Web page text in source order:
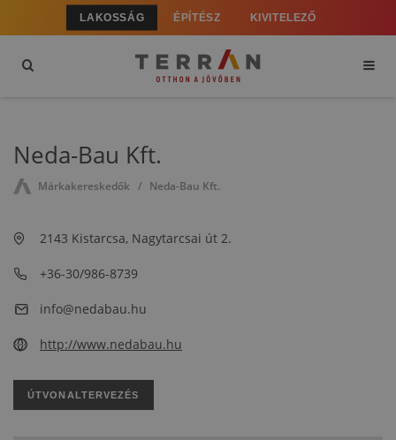
LAKOSSÁG ÉPÍTÉSZ KIVITELEZŐ
Neda-Bau Kft.
Márkakereskedők Neda-Bau Kft.
2143 Kistarcsa, Nagytarcsai út 2.
+36-30/986-8739
info@nedabau.hu
http://www.nedabau.hu
ÚTVONALTERVEZÉS